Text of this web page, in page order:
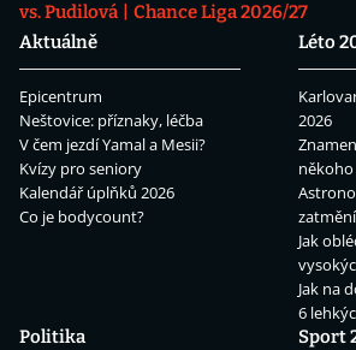
vs. Pudilová
Chance Liga 2026/27
Aktuálně
Epicentrum
Neštovice: příznaky, léčba
V čem jezdí Yamal a Mesii?
Kvízy pro seniory
Kalendář úplňků 2026
Co je bodycount?
Léto
2026
Jak
Jak na
6
Politika
Sport